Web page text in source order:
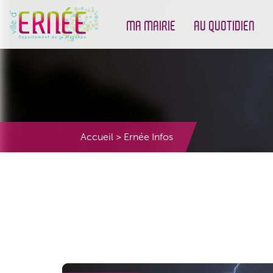
MA MAIRIE AU QUOTIDIEN
Accueil > Ernée Infos